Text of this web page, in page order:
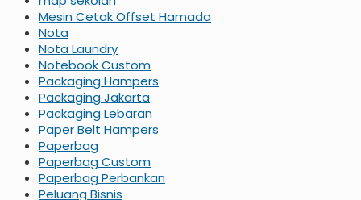
Mesin Cetak Offset Hamada
Nota
Nota Laundry
Notebook Custom
Packaging Hampers
Packaging Jakarta
Packaging Lebaran
Paper Belt Hampers
Paperbag
Paperbag Custom
Paperbag Perbankan
Peluang Bisnis